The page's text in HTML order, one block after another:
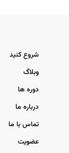
شروع کنید
وبلاگ
دوره ها
درباره ما
تماس با ما
عضویت